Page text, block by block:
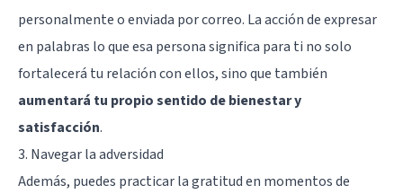
personalmente o enviada por correo. La acción de expresar
en palabras lo que esa persona significa para ti no solo
fortalecerá tu relación con ellos, sino que también
aumentará tu propio sentido de bienestar y
satisfacción.
3. Navegar la adversidad
Además, puedes practicar la gratitud en momentos de